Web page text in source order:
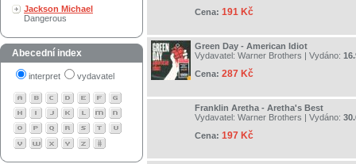
Jackson Michael
Dangerous
Abecední index
interpret vydavatel
Cena: 191 Kč
Green Day - American Idiot
Vydavatel: Warner Brothers | Vydáno:
Cena: 287 Kč
Franklin Aretha - Aretha's Best
Vydavatel: Warner Brothers | Vydáno:
Cena: 197 Kč